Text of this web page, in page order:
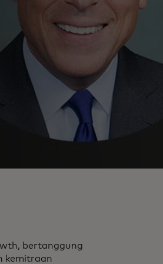
bertanggung
kemitraan